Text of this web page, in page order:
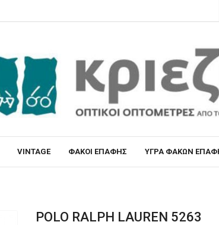
VINTAGE ΦΑΚΟΙ ΕΠΑΦΗΣ ΥΓΡΑ ΦΑΚΩΝ
POLO RALPH LAUREN 5263